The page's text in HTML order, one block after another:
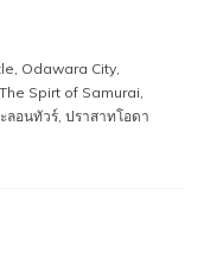
Odawara City
The Spirt of Samurai
ลอนทัวร์ ปราสาทโอดา